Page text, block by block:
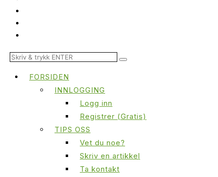
FORSIDEN
INNLOGGING
Logg inn
Registrer (Gratis)
TIPS OSS
Vet du noe?
Skriv en artikkel
Ta kontakt